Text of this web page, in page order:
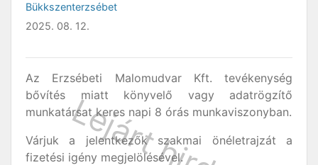
Bükkszenterzsébet
2025. 08. 12.
Az Erzsébeti Malomudvar Kft. tevékenység
bővítés miatt könyvelő vagy adatrögzítő
munkatársat keres napi 8 órás munkaviszonyban.
Várjuk a jelentkezők szakmai önéletrajzát a
fizetési igény megjelölésével.